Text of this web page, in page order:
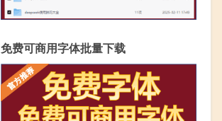
免费可商用字体批量下载